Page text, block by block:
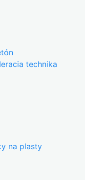
technika
na plasty